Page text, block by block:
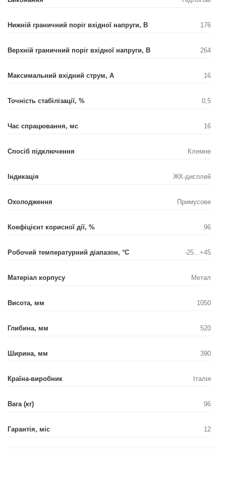
Нижній граничний поріг вхідної напруги, В 176
Верхній граничний поріг вхідної напруги, В 264
Максимальний вхідний струм, А 16
Точність стабілізації, % 0,5
Час спрацювання, мс 16
Спосіб підключення Клемне
Індикація ЖК-дисплей
Охолодження Примусове
Коефіцієнт корисної дії, % 96
Робочий температурний діапазон, °С -25...+45
Матеріал корпусу Метал
Висота, мм 1050
Глибина, мм 520
Ширина, мм 390
Країна-виробник Італія
Вага (кг) 96
Гарантія, міс 12